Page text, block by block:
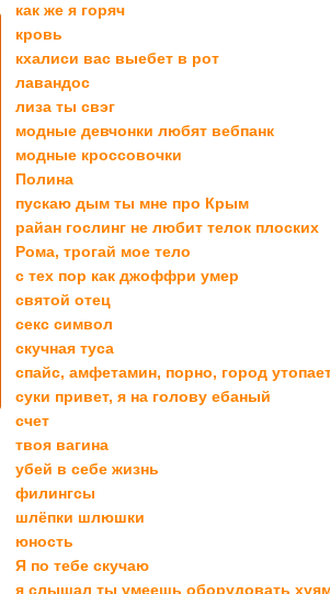
как же я горяч
кровь
кхалиси вас выебет в рот
лавандос
лиза ты свэг
модные девчонки любят вебпанк
модные кроссовочки
Полина
пускаю дым ты мне про Крым
райан гослинг не любит телок плоских
Рома, трогай мое тело
с тех пор как джоффри умер
святой отец
секс символ
скучная туса
спайс, амфетамин, порно, город
суки привет, я на голову ебаный
счет
твоя вагина
убей в себе жизнь
филингсы
шлёпки шлюшки
юность
Я по тебе скучаю
я слышал ты умеешь оборудовать